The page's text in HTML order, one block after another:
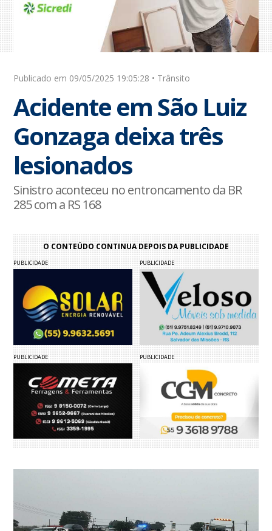
Publicado em 09/05/2025 19:05:28 • Trânsito
Acidente em São Luiz
Gonzaga deixa três
lesionados
Sinistro aconteceu no entroncamento da BR
285 com a RS 168
O CONTEÚDO CONTINUA DEPOIS DA PUBLICIDADE
PUBLICIDADE PUBLICIDADE
PUBLICIDADE PUBLICIDADE